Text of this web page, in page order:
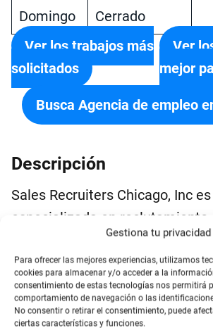
Gestiona tu privacidad
Para ofrecer las mejores experiencias, utilizamos
cookies para almacenar y/o acceder a la
consentimiento de estas tecnologías nos permitirá
comportamiento de navegación o las
No consentir o retirar el consentimiento, puede
ciertas características y funciones.
Domingo
Cerrado
Ver los trabajos más
solicitados
Ver
mejor
Busca Agencia de empleo
Descripción
Sales Recruiters Chicago, Inc
especializada en reclutamiento
ayuda a las empresas a
de calidad con habilidades
ventas.
Se especializa en la
profesionales de ventas en el